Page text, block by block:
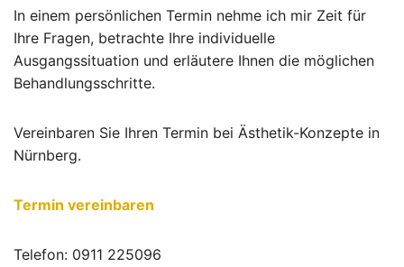
In einem persönlichen Termin nehme ich mir Zeit für
Ihre Fragen, betrachte Ihre individuelle
Ausgangssituation und erläutere Ihnen die möglichen
Behandlungsschritte.
Vereinbaren Sie Ihren Termin bei Ästhetik-Konzepte in
Nürnberg.
Termin vereinbaren
Telefon: 0911 225096